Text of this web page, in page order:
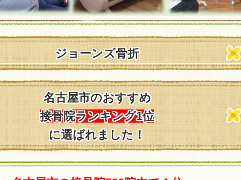
ジョーンズ骨折
名古屋市のおすすめ
接骨院ランキング1位
に選ばれました！